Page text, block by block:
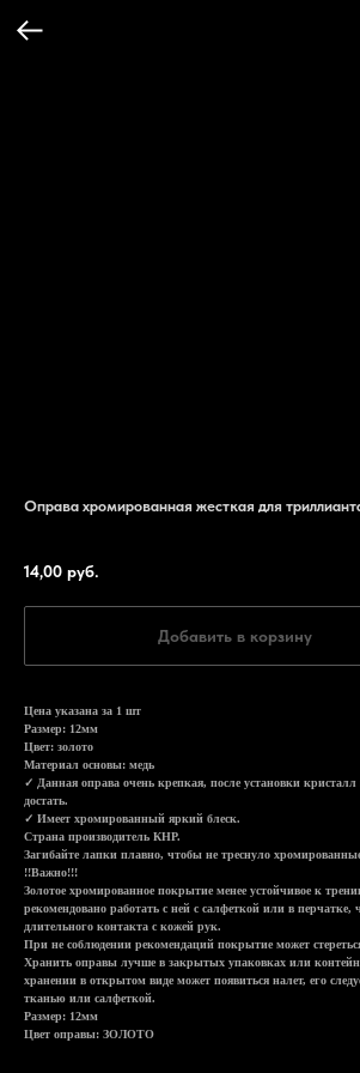
Оправа хромированная жесткая для
14,00 руб.
Добавить в корзину
Цена указана за 1 шт
Размер: 12мм
Цвет: золото
Материал основы: медь
✓ Данная оправа очень крепкая, после установки
достать.
✓ Имеет хромированный яркий блеск.
Страна производитель КНР.
Загибайте лапки плавно, чтобы не треснуло
!!Важно!!!
Золотое хромированное покрытие менее устойчивое к
рекомендовано работать с ней с салфеткой или в перчатке,
длительного контакта с кожей рук.
При не соблюдении рекомендаций покрытие может
Хранить оправы лучше в закрытых упаковках или
хранении в открытом виде может появиться налет, его
тканью или салфеткой.
Размер: 12мм
Цвет оправы: ЗОЛОТО